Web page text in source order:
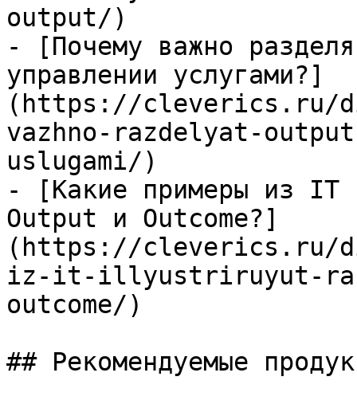
output/)
- [Почему важно
управлении услугами?]
(https://cleverics.ru/
vazhno-razdelyat-
uslugami/)
- [Какие примеры из IT
Output и Outcome?]
(https://cleverics.ru/
iz-it-illyustriruyut-
outcome/)
## Рекомендуемые